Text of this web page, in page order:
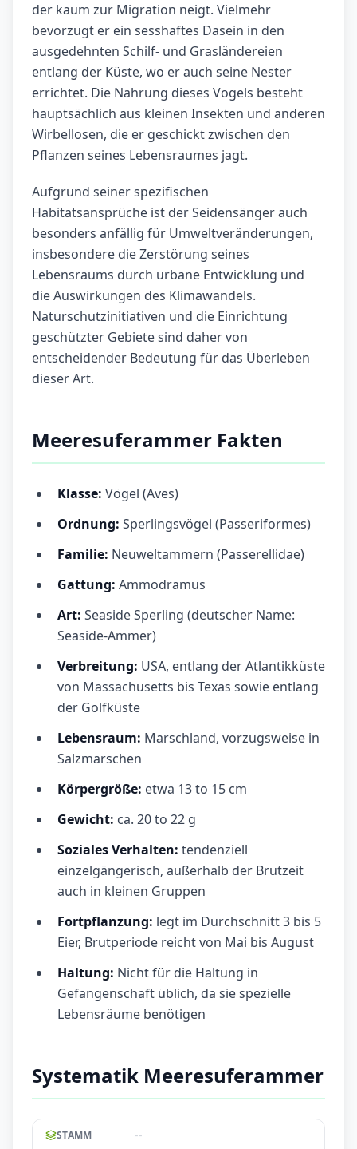
der kaum zur Migration neigt. Vielmehr
bevorzugt er ein sesshaftes Dasein in den
ausgedehnten Schilf- und Grasländereien
entlang der Küste, wo er auch seine Nester
errichtet. Die Nahrung dieses Vogels besteht
hauptsächlich aus kleinen Insekten und anderen
Wirbellosen, die er geschickt zwischen den
Pflanzen seines Lebensraumes jagt.
Aufgrund seiner spezifischen
Habitatsansprüche ist der Seidensänger auch
besonders anfällig für Umweltveränderungen,
insbesondere die Zerstörung seines
Lebensraums durch urbane Entwicklung und
die Auswirkungen des Klimawandels.
Naturschutzinitiativen und die Einrichtung
geschützter Gebiete sind daher von
entscheidender Bedeutung für das Überleben
dieser Art.
Meeresuferammer Fakten
Klasse: Vögel (Aves)
Ordnung: Sperlingsvögel (Passeriformes)
Familie: Neuweltammern (Passerellidae)
Gattung: Ammodramus
Art: Seaside Sperling (deutscher Name:
Seaside-Ammer)
Verbreitung: USA, entlang der Atlantikküste
von Massachusetts bis Texas sowie entlang
der Golfküste
Lebensraum: Marschland, vorzugsweise in
Salzmarschen
Körpergröße: etwa 13 to 15 cm
Gewicht: ca. 20 to 22 g
Soziales Verhalten: tendenziell
einzelgängerisch, außerhalb der Brutzeit
auch in kleinen Gruppen
Fortpflanzung: legt im Durchschnitt 3 bis 5
Eier, Brutperiode reicht von Mai bis August
Haltung: Nicht für die Haltung in
Gefangenschaft üblich, da sie spezielle
Lebensräume benötigen
Systematik Meeresuferammer
STAMM --